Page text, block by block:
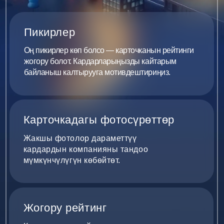
Байланыштын түрдүү ыктарын көрсөтүңүздөр
СУНУШТАР
Сиздин
компанияӊыздын
карточкасына
колдонуучулардын
кызыгуусу — 2GIS